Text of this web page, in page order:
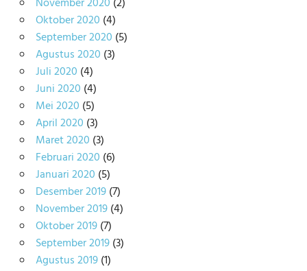
Oktober 2020 (4)
September 2020 (5)
Agustus 2020 (3)
Juli 2020 (4)
Juni 2020 (4)
Mei 2020 (5)
April 2020 (3)
Maret 2020 (3)
Februari 2020 (6)
Januari 2020 (5)
Desember 2019(7)
November 2019(4)
Oktober 2019(7)
September 2019(3)
Agustus 2019(1)